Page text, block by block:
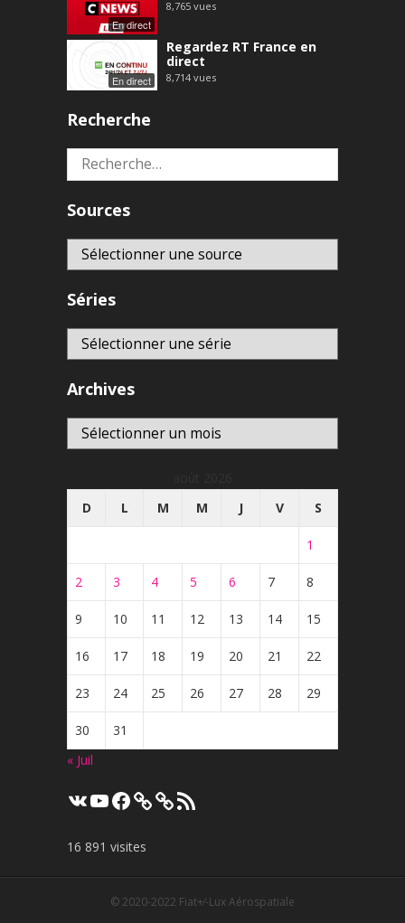
En direct
8,765 vues
En direct
Regardez RT France en
direct
8,714 vues
Recherche
Rechercher :
Sources
Séries
Archives
Archives
D
L M M J V S
1
2 3 4 5 6 7 8
9 10 11 12 13 14 15
16 17 18 19 20 21 22
23 24 25 26 27 28 29
30
31
« Juil
VK YouTube
Facebook Flux
RSS
16 891 visites
© 2020-2022 Fiat+⁄-Lux Aérospatiale